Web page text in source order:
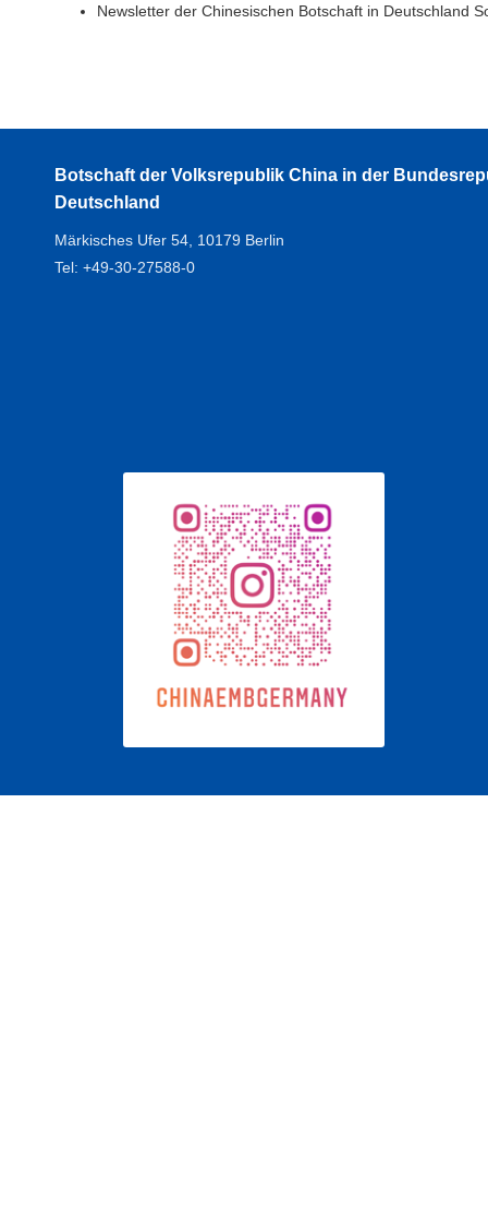
Newsletter der Chinesischen Botschaft in Deutschland
Botschaft der Volksrepublik China in der
Deutschland
Märkisches Ufer 54, 10179 Berlin
Tel: +49-30-27588-0